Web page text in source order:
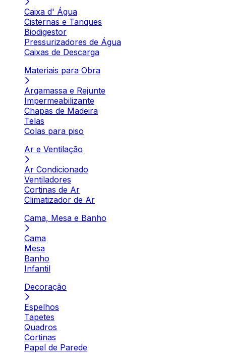
Caixa d' Água
Cisternas e Tanques
Biodigestor
Pressurizadores de Água
Caixas de Descarga
Materiais para Obra
Argamassa e Rejunte
Impermeabilizante
Chapas de Madeira
Telas
Colas para piso
Ar e Ventilação
Ar Condicionado
Ventiladores
Cortinas de Ar
Climatizador de Ar
Cama, Mesa e Banho
Cama
Mesa
Banho
Infantil
Decoração
Espelhos
Tapetes
Quadros
Cortinas
Papel de Parede